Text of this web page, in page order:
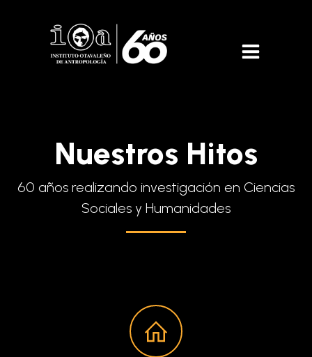
Nuestros Hitos
60 años realizando investigación en Ciencias
Sociales y Humanidades